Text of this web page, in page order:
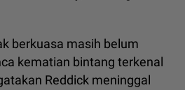
berkuasa masih belum
kematian bintang terkenal
Reddick meninggal